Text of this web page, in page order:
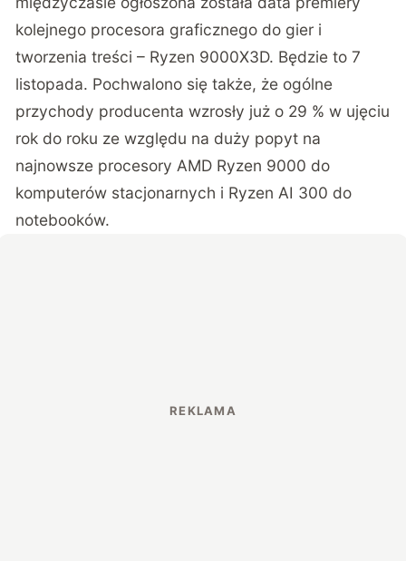
kolejnego procesora graficznego do gier i
tworzenia treści – Ryzen 9000X3D. Będzie to 7
listopada. Pochwalono się także, że ogólne
przychody producenta wzrosły już o 29 % w ujęciu
rok do roku ze względu na duży popyt na
najnowsze procesory AMD Ryzen 9000 do
komputerów stacjonarnych i Ryzen AI 300 do
notebooków.